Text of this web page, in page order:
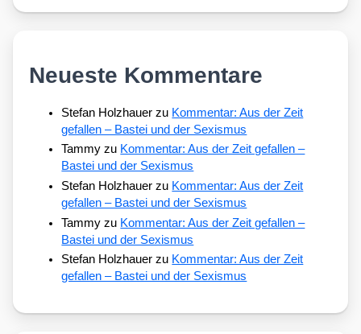
Neueste Kommentare
Stefan Holzhauer zu Kommentar: Aus der Zeit
gefallen – Bastei und der Sexismus
Tammy zu Kommentar: Aus der Zeit gefallen –
Bastei und der Sexismus
Stefan Holzhauer zu Kommentar: Aus der Zeit
gefallen – Bastei und der Sexismus
Tammy zu Kommentar: Aus der Zeit gefallen –
Bastei und der Sexismus
Stefan Holzhauer zu Kommentar: Aus der Zeit
gefallen – Bastei und der Sexismus